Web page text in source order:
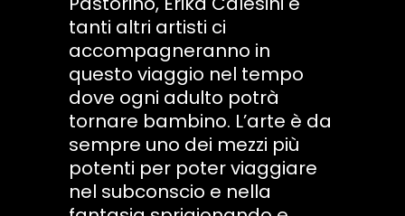
tanti altri artisti ci
accompagneranno in
questo viaggio nel tempo
dove ogni adulto potrà
tornare bambino. L’arte è da
sempre uno dei mezzi più
potenti per poter viaggiare
nel subconscio e nella